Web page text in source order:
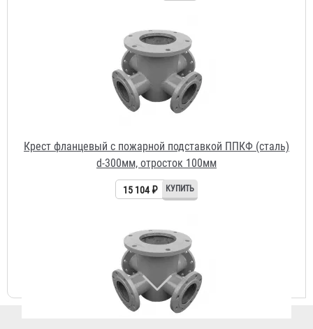
Крест фланцевый с пожарной подставкой ППКФ (сталь)
d-300мм, отросток 100мм
Крест фланцевый с пожарной подставкой ППКФ (чугун)
d-300мм, отросток 250мм